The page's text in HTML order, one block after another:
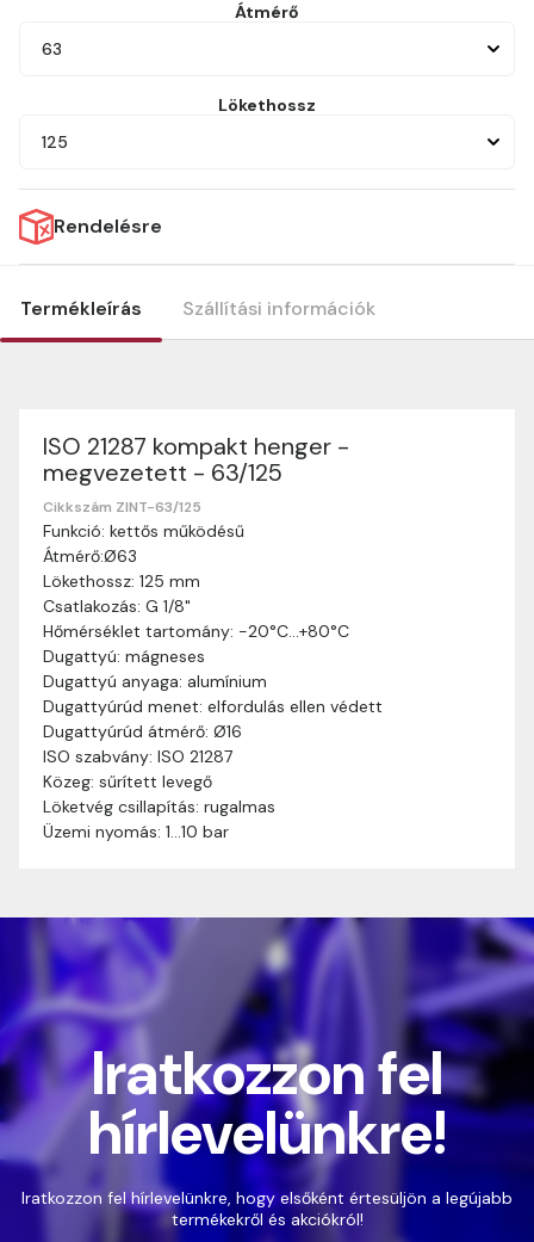
Átmérő
63
Lökethossz
125
Rendelésre
Termékleírás Szállítási információk
ISO 21287 kompakt henger -
megvezetett - 63/125
Cikkszám ZINT-63/125
Funkció: kettős működésű
Átmérő:Ø63
Lökethossz: 125 mm
Csatlakozás: G 1/8"
Hőmérséklet tartomány: -20°C…+80°C
Dugattyú: mágneses
Dugattyú anyaga: alumínium
Dugattyúrúd menet: elfordulás ellen védett
Dugattyúrúd átmérő: Ø16
ISO szabvány: ISO 21287
Közeg: sűrített levegő
Löketvég csillapítás: rugalmas
Üzemi nyomás: 1…10 bar
Szállítási információk
Nagyon köszönjük, hogy webshopunkat választottátok
vásárlásaitokhoz. Az alábbiakban megtaláljátok szállítási
információinkat, hogy a vásárlásotok gördülékenyen és
zökkenőmentesen történhessen.
Szállítási idő:
munkanapon belül kézbesítjük. Amennyiben
valamilyen okból kifolyólag a szállítás hosszabb
ideig tart, előre értesítünk benneteket.
Szállítási díj: A szállítási díj függ a termék súlyától
és a szállítási cím távolságától. A pontos szállítási
díjat a vásárlás folyamata során megtekinthetitek,
mielőtt a rendelést véglegesítitek.
Iratkozzon fel
hírlevelünkre!
Iratkozzon fel hírlevelünkre, hogy elsőként értesüljön a legújabb
termékekről és akciókról!